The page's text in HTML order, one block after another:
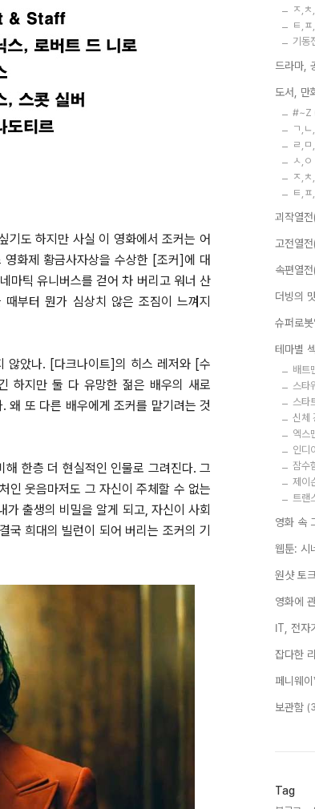
기도 하지만 사실 이 영화에서 조커는 어
화제 황금사자상을 수상한 [조커]에 대
마틱 유니버스를 걷어 차 버리고 워너 산
부터 뭔가 심상치 않은 조짐이 느껴지
않았나. [다크나이트]의 히스 레저와 [수
하지만 둘 다 유망한 젊은 배우의 새로
왜 또 다른 배우에게 조커를 맡기려는 것
한층 더 현실적인 인물로 그려진다. 그
인 웃음마저도 그 자신이 주체할 수 없는
가 출생의 비밀을 알게 되고, 자신이 사회
국 희대의 빌런이 되어 버리는 조커의 기
ㅈ,ㅊ
ㅌ,ㅍ
기동
드라마,
도서, 만
#~Z
ㄱ,ㄴ
ㄹ,ㅁ
ㅅ,ㅇ
ㅈ,ㅊ
ㅌ,ㅍ
괴작열
고전열
속편열
더빙의
슈퍼로
테마별
배트
스타
스타
신체
엑스
인디
잠수
제이
트랜
영화 속
웹툰: 시
원샷 토
영화에
IT, 전자
잡다한
페니웨
보관함
Tag